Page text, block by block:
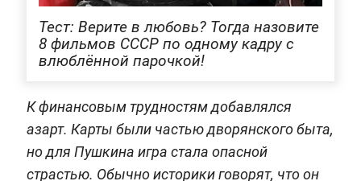
Тест: Верите в любовь? Тогда назовите
8 фильмов СССР по одному кадру с
влюблённой парочкой!
К финансовым трудностям добавлялся
азарт. Карты были частью дворянского быта,
но для Пушкина игра стала опасной
страстью. Обычно историки говорят, что он